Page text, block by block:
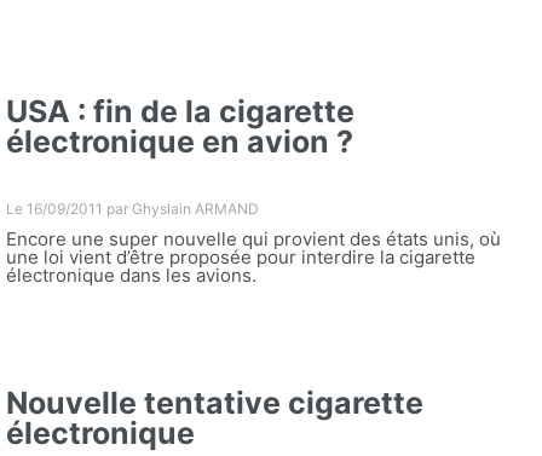
USA : fin de la cigarette
électronique en avion ?
Le 16/09/2011 par Ghyslain ARMAND
Encore une super nouvelle qui provient des états unis, où
une loi vient d’être proposée pour interdire la cigarette
électronique dans les avions.
Nouvelle tentative cigarette
électronique